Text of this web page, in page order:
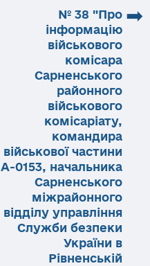
➡
№ 38 "Про
інформацію
військового
комісара
Сарненського
районного
військового
комісаріату,
командира
військової частини
А-0153, начальника
Сарненського
міжрайонного
відділу управління
Служби безпеки
України в
Рівненській